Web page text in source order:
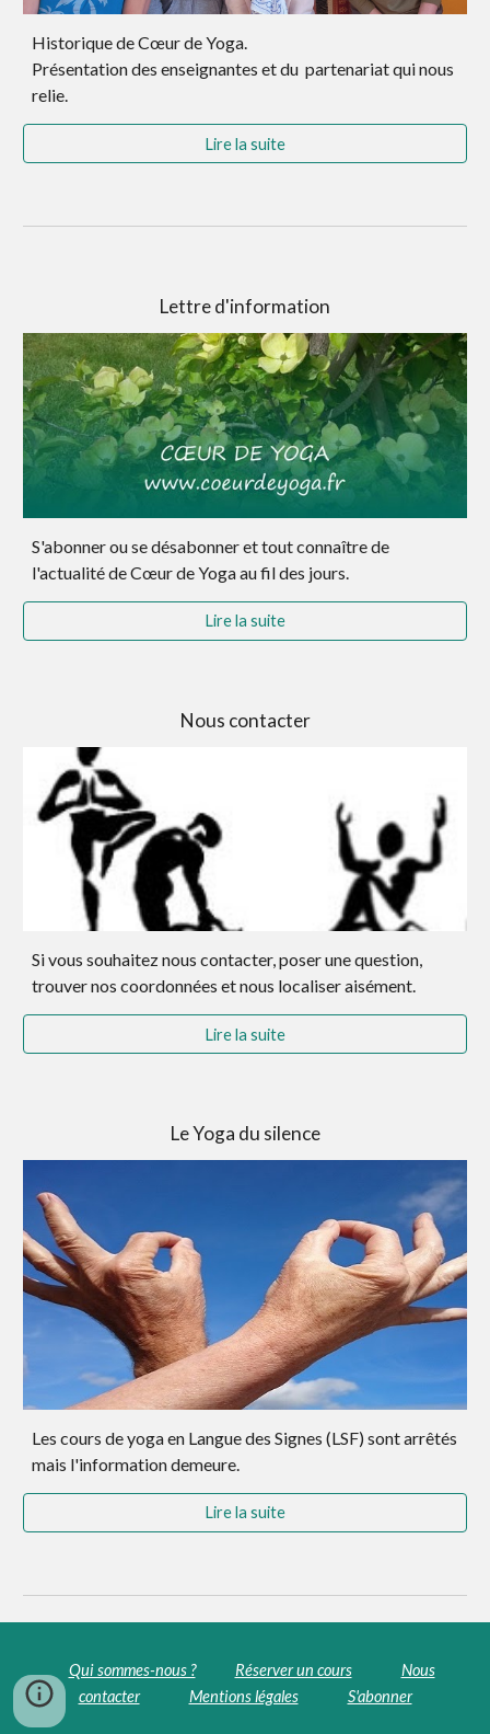
Historique de Cœur de Yoga.
Présentation des enseignantes et du partenariat qui nous
relie.
Lire la suite
Lettre d'information
S'abonnerouse désabonner et tout connaîtrede
l'actualité de Cœur de Yoga au fil des jours.
Lire la suite
Nous contacter
Si vous souhaiteznous contacter, poser une question,
trouver nos coordonnées et nous localiser aisément.
Lire la suite
Le Yoga du silence
Les cours de yoga en Langue des Signes (LSF) sont arrêtés
mais l'information demeure.
Lire la suite
Qui sommes-nous ? Réserver un cours
Nous
contacter
Mentions légales S'abonner